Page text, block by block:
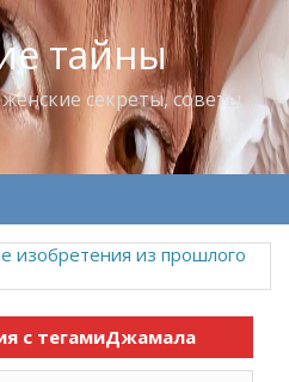
тайны
секреты, советы
изобретения из прошлого
с тегамиДжамала